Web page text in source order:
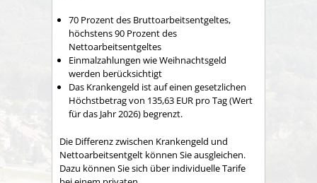
70 Prozent des Bruttoarbeitsentgeltes,
höchstens 90 Prozent des
Nettoarbeitsentgeltes
Einmalzahlungen wie Weihnachtsgeld
werden berücksichtigt
Das Krankengeld ist auf einen gesetzlichen
Höchstbetrag von 135,63 EUR pro Tag (Wert
für das Jahr 2026) begrenzt.
Die Differenz zwischen Krankengeld und
Nettoarbeitsentgelt können Sie ausgleichen.
Dazu können Sie sich über individuelle Tarife